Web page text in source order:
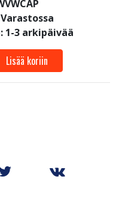
Varastossa
3 arkipäivää
Lisää koriin